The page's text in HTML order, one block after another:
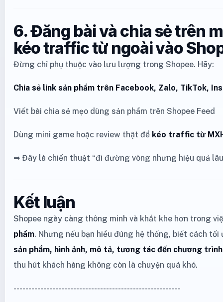
6. Đăng bài và chia sẻ trên
kéo traffic từ ngoài vào
Đừng chỉ phụ thuộc vào lưu lượng trong Shopee. Hãy:
Chia sẻ link sản phẩm trên Facebook, Zalo, TikTok,
Viết bài chia sẻ mẹo dùng sản phẩm trên Shopee Feed
Dùng mini game hoặc review thật để kéo traffic từ
➡ Đây là chiến thuật “đi đường vòng nhưng hiệu quả lâu
Kết luận
Shopee ngày càng thông minh và khắt khe hơn trong
phẩm. Nhưng nếu bạn hiểu đúng hệ thống, biết cách
sản phẩm, hình ảnh, mô tả, tương tác đến chương
thu hút khách hàng không còn là chuyện quá khó.
--------------------------------------------------------